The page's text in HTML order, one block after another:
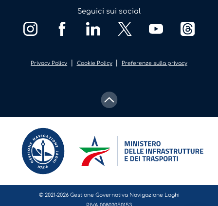
Seguici sui social
Privacy Policy Cookie Policy Preferenze sulla privacy
© 2021-2026 Gestione Governativa Navigazione Laghi